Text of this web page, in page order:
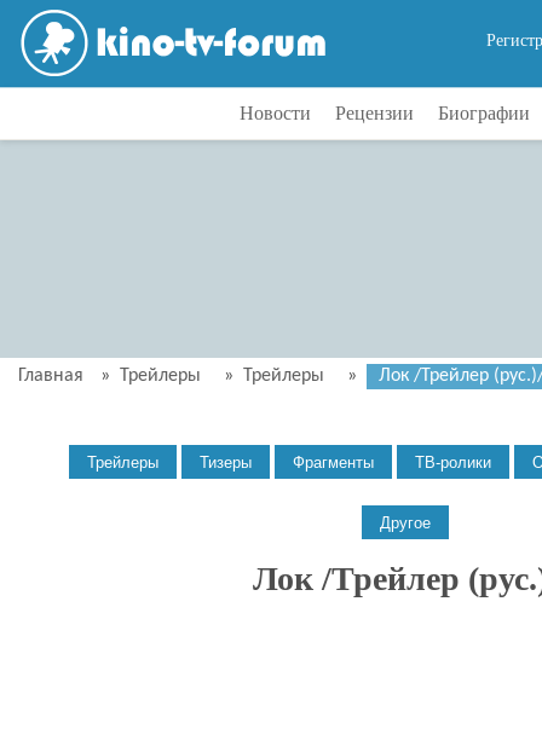
Новости Рецензии Биографии
Главная » Трейлеры » Трейлеры » Лок /Трейлер
Лок /Трейлер